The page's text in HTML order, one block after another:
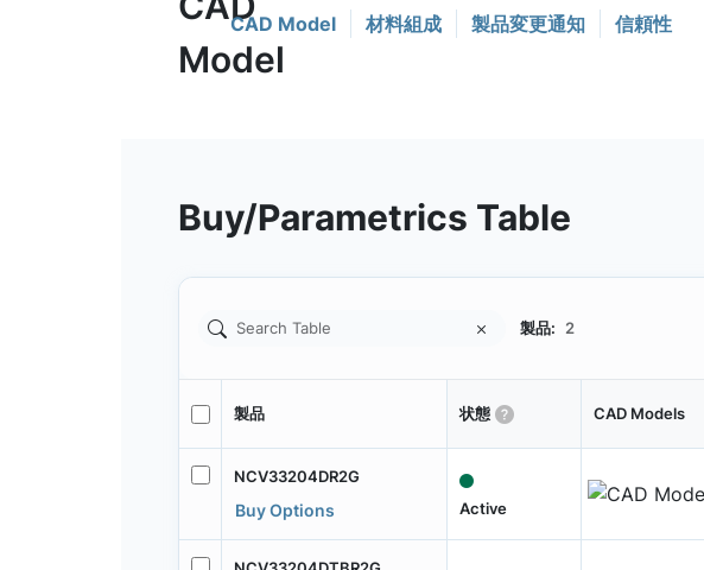
CAD Model 材料組成 製品変更通知 信頼性
Buy/Parametrics Table
製品: 2
製品 状態 CAD Models
NCV33204DR2G
Buy Options Active